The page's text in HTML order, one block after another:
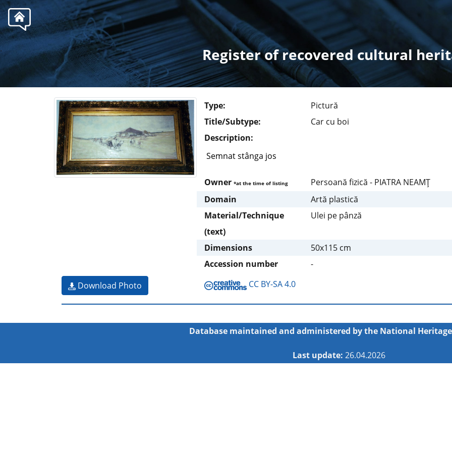
. Register of recovered cultural
Type:
Pictură
Title/Subtype:
Car cu boi
Description:
Semnat stânga jos
Owner *at the time of listing
Persoană fizică - PIATRA NEAMŢ
Domain
Artă plastică
Material/Technique
(text)
Ulei pe pânză
Dimensions
50x115 cm
Accession number
-
Download Photo
CC BY-SA 4.0
Database maintained and administered by the National
Last update: 26.04.2026